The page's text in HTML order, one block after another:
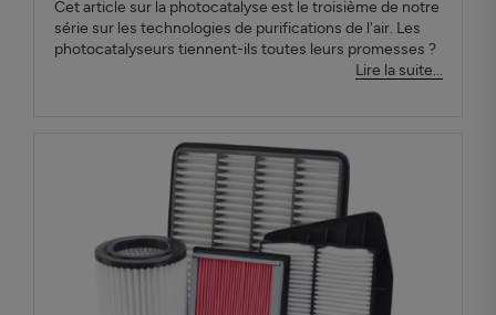
Cet article sur la photocatalyse est le troisième de notre
série sur les technologies de purifications de l'air. Les
photocatalyseurs tiennent-ils toutes leurs promesses ?
Lire la suite...